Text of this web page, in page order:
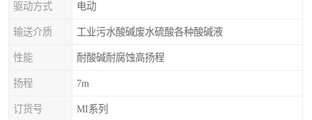
驱动方式 电动
输送介质 工业污水酸碱废水硫酸各种酸碱液
性能 耐酸碱耐腐蚀高扬程
扬程 7m
订货号 MI系列